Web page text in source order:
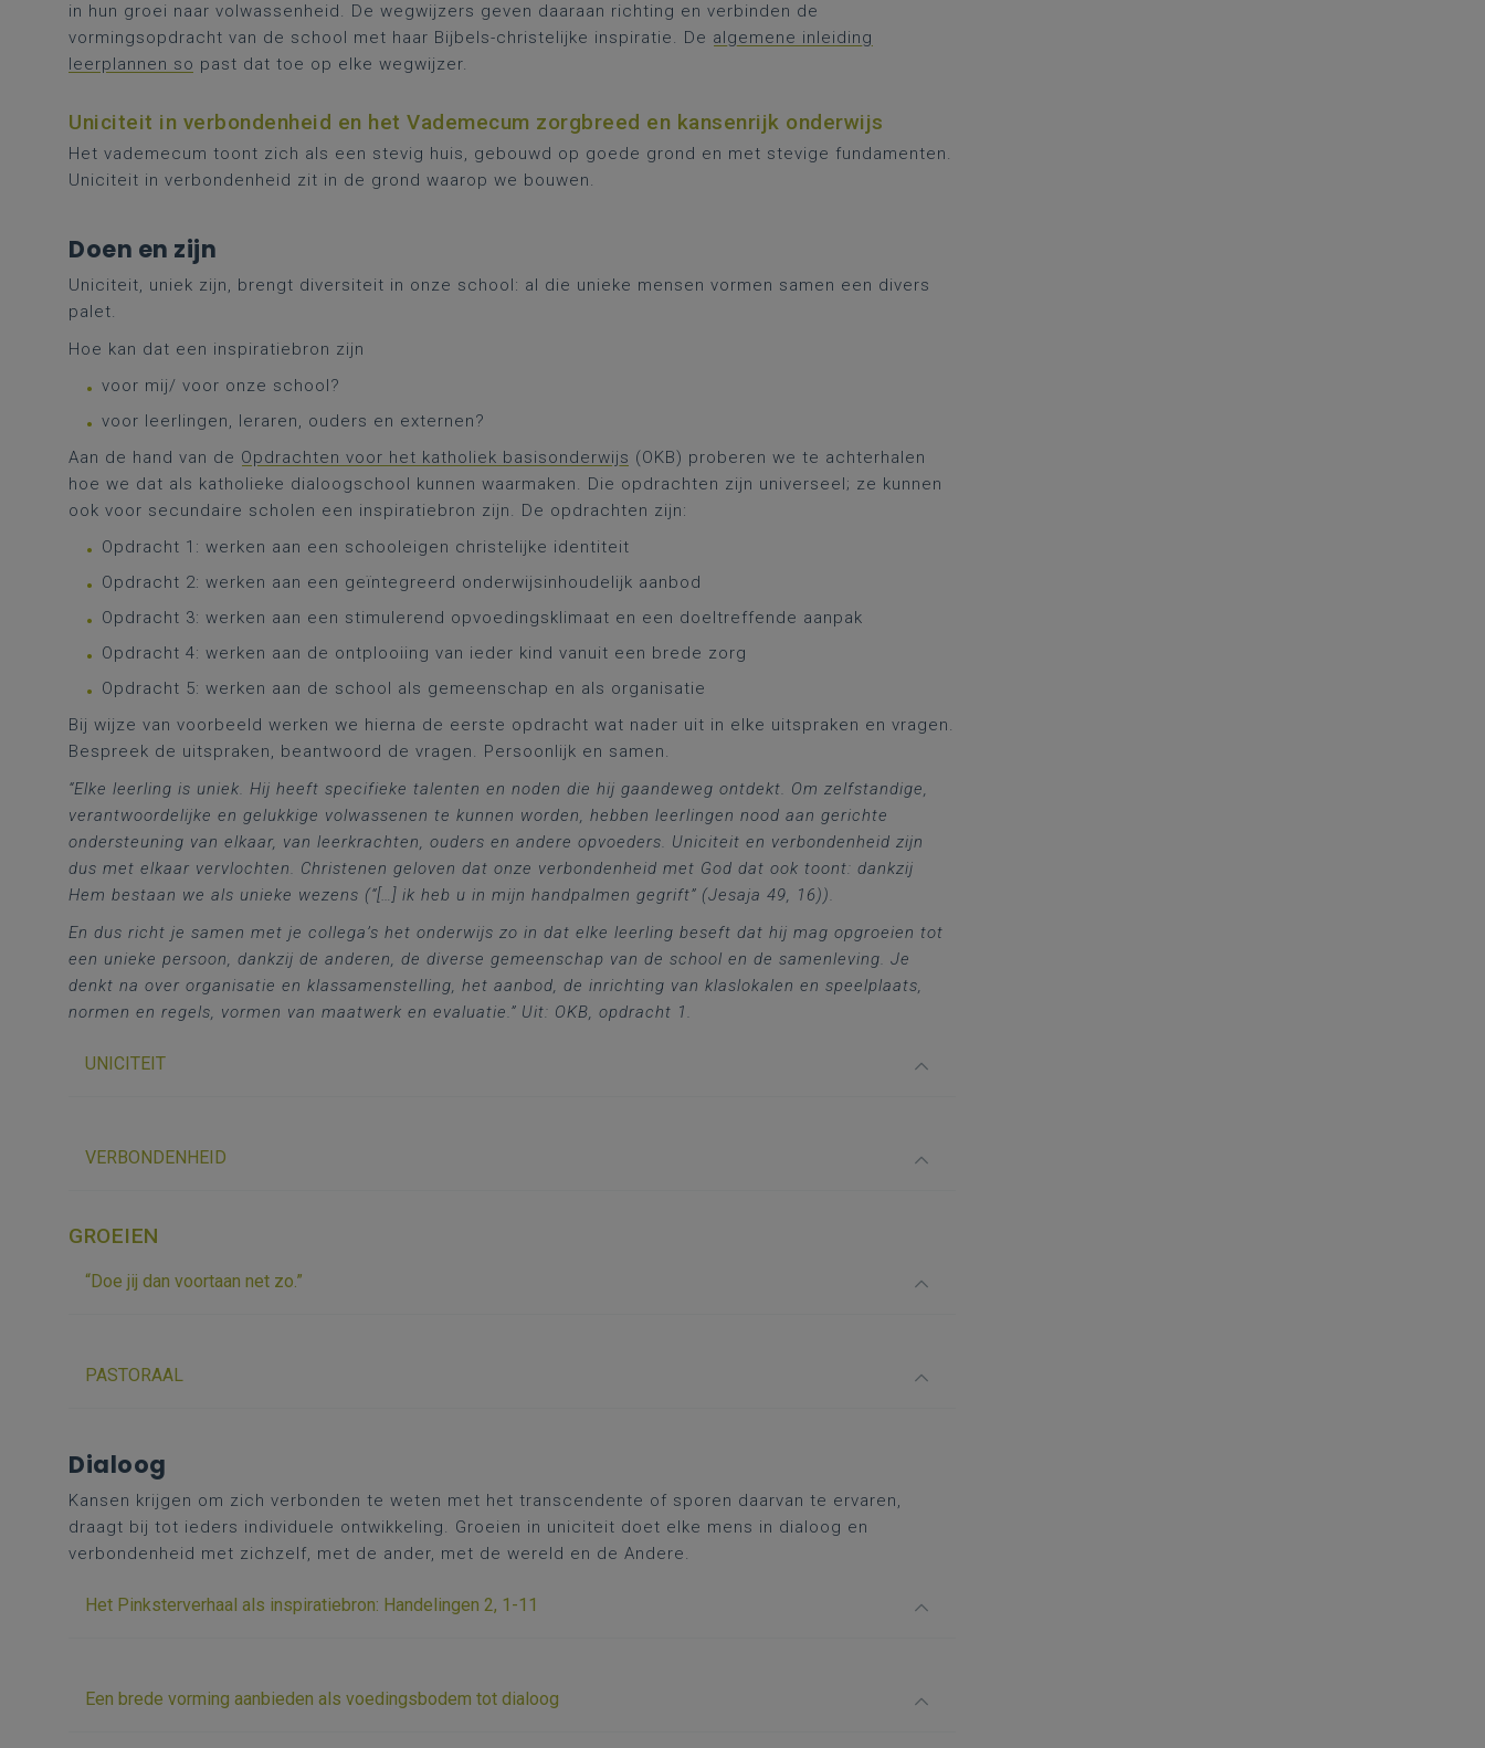
in hun groei naar volwassenheid. De wegwijzers geven daaraan richting en verbinden de
vormingsopdracht van de school met haar Bijbels-christelijke inspiratie. De algemene inleiding
leerplannen so past dat toe op elke wegwijzer.
Uniciteit in verbondenheid en het Vademecum zorgbreed en kansenrijk onderwijs
Het vademecum toont zich als een stevig huis, gebouwd op goede grond en met stevige fundamenten.
Uniciteit in verbondenheid zit in de grond waarop we bouwen.
Doen en zijn
Uniciteit, uniek zijn, brengt diversiteit in onze school: al die unieke mensen vormen samen een divers
palet.
Hoe kan dat een inspiratiebron zijn
voor mij/ voor onze school?
voor leerlingen, leraren, ouders en externen?
Aan de hand van de Opdrachten voor het katholiek basisonderwijs (OKB) proberen we te achterhalen
hoe we dat als katholieke dialoogschool kunnen waarmaken. Die opdrachten zijn universeel; ze kunnen
ook voor secundaire scholen een inspiratiebron zijn. De opdrachten zijn:
Opdracht 1: werken aan een schooleigen christelijke identiteit
Opdracht 2: werken aan een geïntegreerd onderwijsinhoudelijk aanbod
Opdracht 3: werken aan een stimulerend opvoedingsklimaat en een doeltreffende aanpak
Opdracht 4: werken aan de ontplooiing van ieder kind vanuit een brede zorg
Opdracht 5: werken aan de school als gemeenschap en als organisatie
Bij wijze van voorbeeld werken we hierna de eerste opdracht wat nader uit in elke uitspraken en vragen.
Bespreek de uitspraken, beantwoord de vragen. Persoonlijk en samen.
“Elke leerling is uniek. Hij heeft specifieke talenten en noden die hij gaandeweg ontdekt. Om zelfstandige,
verantwoordelijke en gelukkige volwassenen te kunnen worden, hebben leerlingen nood aan gerichte
ondersteuning van elkaar, van leerkrachten, ouders en andere opvoeders. Uniciteit en verbondenheid zijn
dus met elkaar vervlochten. Christenen geloven dat onze verbondenheid met God dat ook toont: dankzij
Hem bestaan we als unieke wezens (“[…] ik heb u in mijn handpalmen gegrift” (Jesaja 49, 16)).
En dus richt je samen met je collega’s het onderwijs zo in dat elke leerling beseft dat hij mag opgroeien tot
een unieke persoon, dankzij de anderen, de diverse gemeenschap van de school en de samenleving. Je
denkt na over organisatie en klassamenstelling, het aanbod, de inrichting van klaslokalen en speelplaats,
normen en regels, vormen van maatwerk en evaluatie.” Uit: OKB, opdracht 1.
UNICITEIT
VERBONDENHEID
GROEIEN
“Doe jij dan voortaan net zo.”
PASTORAAL
Dialoog
Kansen krijgen om zich verbonden te weten met het transcendente of sporen daarvan te ervaren,
draagt bij tot ieders individuele ontwikkeling. Groeien in uniciteit doet elke mens in dialoog en
verbondenheid met zichzelf, met de ander, met de wereld en de Andere.
Het Pinksterverhaal als inspiratiebron: Handelingen 2, 1-11
Een brede vorming aanbieden als voedingsbodem tot dialoog